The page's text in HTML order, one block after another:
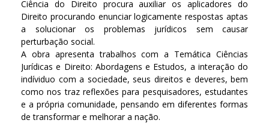
Ciência do Direito procura auxiliar os aplicadores do
Direito procurando enunciar logicamente respostas aptas
a solucionar os problemas jurídicos sem causar
perturbação social.
A obra apresenta trabalhos com a Temática Ciências
Jurídicas e Direito: Abordagens e Estudos, a interação do
indíviduo com a sociedade, seus direitos e deveres, bem
como nos traz reflexões para pesquisadores, estudantes
e a própria comunidade, pensando em diferentes formas
de transformar e melhorar a nação.